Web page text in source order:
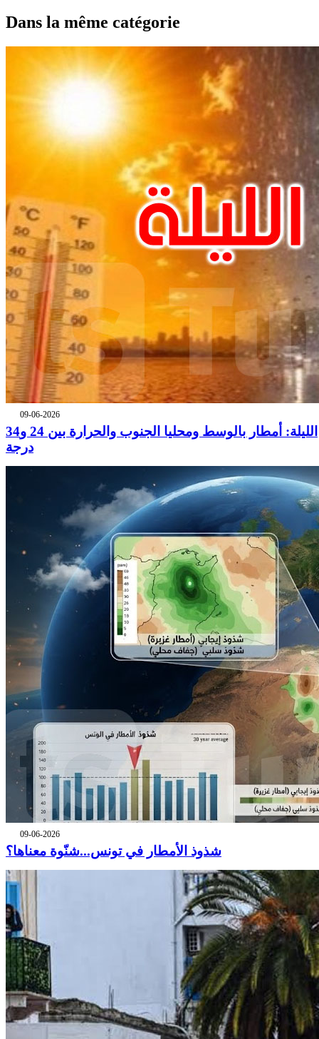
Dans la même catégorie
09-06-2026
الليلة: أمطار بالوسط ومحليا الجنوب والحرارة بين 24 و34
درجة
09-06-2026
شذوذ الأمطار في تونس...شنّوة معناها؟